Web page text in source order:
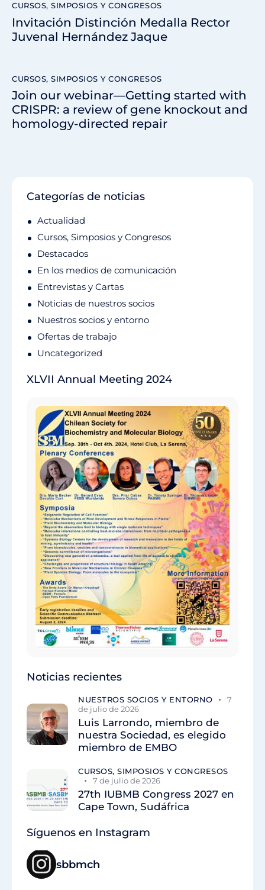
CURSOS, SIMPOSIOS Y CONGRESOS
Invitación Distinción Medalla Rector
Juvenal Hernández Jaque
CURSOS, SIMPOSIOS Y CONGRESOS
Join our webinar—Getting started with
CRISPR: a review of gene knockout and
homology-directed repair
Categorías de noticias
Actualidad
Cursos, Simposios y Congresos
Destacados
En los medios de comunicación
Entrevistas y Cartas
Noticias de nuestros socios
Nuestros socios y entorno
Ofertas de trabajo
Uncategorized
XLVII Annual Meeting 2024
Noticias recientes
NUESTROS SOCIOS Y ENTORNO
7
de julio de 2026
Luis Larrondo, miembro de
nuestra Sociedad, es elegido
miembro de EMBO
CURSOS, SIMPOSIOS Y CONGRESOS
7 de julio de 2026
27th IUBMB Congress 2027 en
Cape Town, Sudáfrica
Síguenos en Instagram
sbbmch